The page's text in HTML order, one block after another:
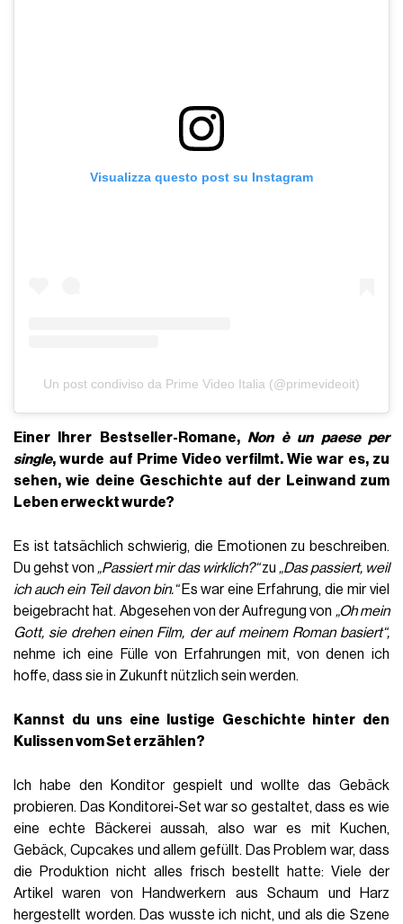
Visualizza questo post su Instagram
Un post condiviso da Prime Video Italia (@primevideoit)
Einer Ihrer Bestseller-Romane,Non è un paese per
single, wurde auf Prime Video verfilmt. Wie war es, zu
sehen, wie deine Geschichte auf der Leinwand zum
Leben erweckt wurde?
Es ist tatsächlich schwierig, die Emotionen zu beschreiben.
Du gehst von „Passiert mir das wirklich?“zu „Das passiert, weil
ich auch ein Teil davon bin.“Es war eine Erfahrung, die mir viel
beigebracht hat. Abgesehen von der Aufregung von „Oh mein
Gott, sie drehen einen Film, der auf meinem Roman basiert“,
nehme ich eine Fülle von Erfahrungen mit, von denen ich
hoffe, dass sie in Zukunft nützlich sein werden.
Kannst du uns eine lustige Geschichte hinter den
Kulissen vom Set erzählen?
Ich habe den Konditor gespielt und wollte das Gebäck
probieren. Das Konditorei-Set war so gestaltet, dass es wie
eine echte Bäckerei aussah, also war es mit Kuchen,
Gebäck, Cupcakes und allem gefüllt. Das Problem war, dass
die Produktion nicht alles frisch bestellt hatte: Viele der
Artikel waren von Handwerkern aus Schaum und Harz
hergestellt worden. Das wusste ich nicht, und als die Szene